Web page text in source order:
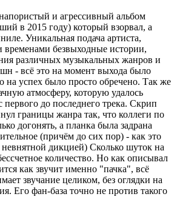
и агрессивный альбом
в 2015 году) который взорвал, а
Уникальная подача артиста,
временами безвыходные истории,
различных музыкальных жанров и
- всё это на момент выхода было
на успех было просто обречено. Так же
атмосферу, которую удалось
первого до последнего трека. Скрип
границы жанра так, что коллеги по
догонять, а планка была задрана
(причём до сих пор) - как это
невнятной дикцией) Сколько шуток на
количество. Но как описывал
как звучит именно "пачка", всё
звучание целиком, без оглядки на
Его фан-база точно не против такого